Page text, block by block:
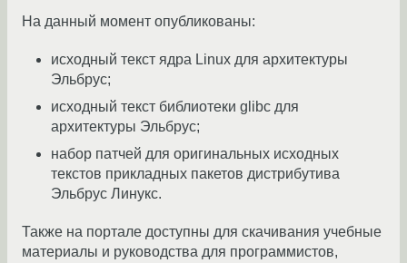
На данный момент опубликованы:
исходный текст ядра Linux для архитектуры
Эльбрус;
исходный текст библиотеки glibc для
архитектуры Эльбрус;
набор патчей для оригинальных исходных
текстов прикладных пакетов дистрибутива
Эльбрус Линукс.
Также на портале доступны для скачивания учебные
материалы и руководства для программистов,